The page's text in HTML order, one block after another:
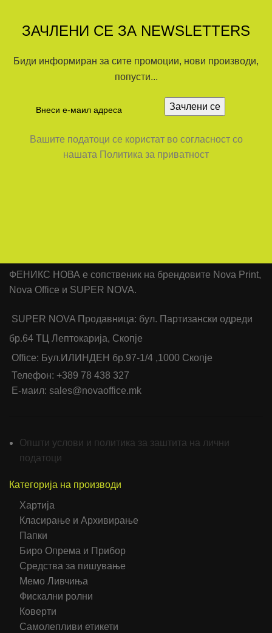
ЗАЧЛЕНИ СЕ ЗА NEWSLETTERS
Биди информиран за сите промоции, нови производи,
попусти...
Вашите податоци се користат во согласност со
нашата Политика за приватност
ФЕНИКС НОВА е сопственик на брендовите Nova Print,
Nova Office и SUPER NOVA.
SUPER NOVA Продавница: бул. Партизански одреди
бр.64 ТЦ Лептокарија, Скопје
Office: Бул.ИЛИНДЕН бр.97-1/4 ,1000 Скопје
Телефон: +389 78 438 327
Е-маил: sales@novaoffice.mk
Општи услови и политика за заштита на лични
податоци
Категорија на производи
Хартија
Класирање и Архивирање
Папки
Биро Опрема и Прибор
Средства за пишување
Мемо Ливчиња
Фискални ролни
Коверти
Самолепливи етикети